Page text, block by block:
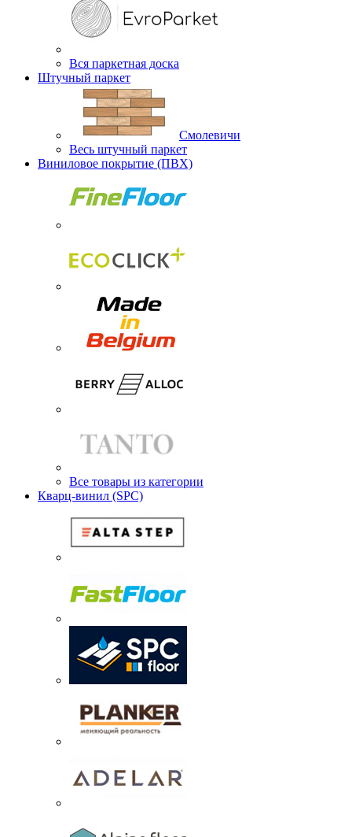
Вся паркетная доска
Штучный паркет
Смолевичи
Весь штучный паркет
Виниловое покрытие (ПВХ)
Все товары из категории
Кварц-винил (SPC)